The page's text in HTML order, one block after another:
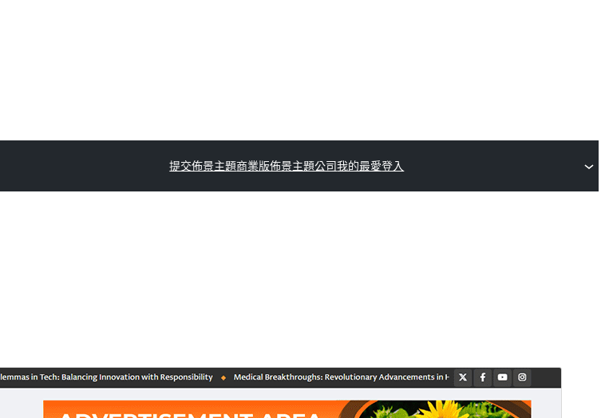
提交佈景主題商業版佈景主題公司我的最愛登入
預覽下載